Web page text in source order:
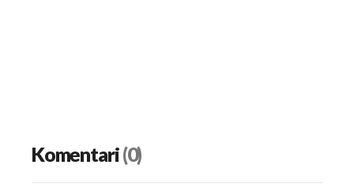
Komentari(0)